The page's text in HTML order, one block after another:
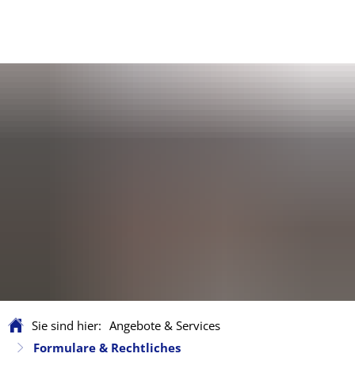
Sie sind hier: Angebote & Services
Formulare & Rechtliches